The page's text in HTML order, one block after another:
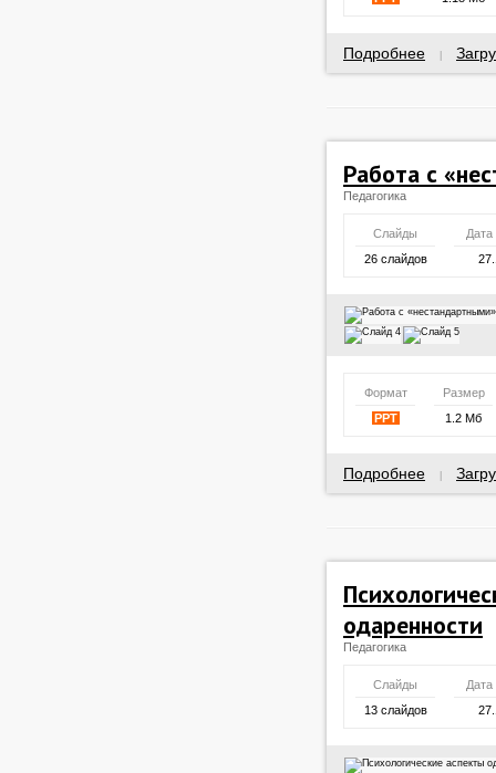
Подробнее
Работа с
Педагогика
Слайды
Дата
26 слайдов
Формат
Размер
PPT
1.2 Мб
Подробнее
одаренности
Педагогика
Слайды
Дата
13 слайдов